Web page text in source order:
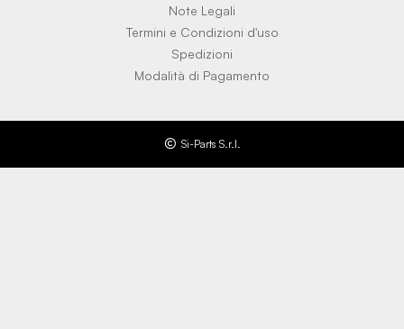
Note Legali
Termini e Condizioni d'uso
Spedizioni
Modalità di Pagamento
Si-Parts S.r.l.